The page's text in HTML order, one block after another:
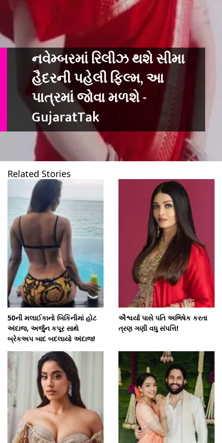
નવેમ્બરમાં રિલીઝ થશે સીમા
હૈદરની પહેલી ફિલ્મ, આ
પાત્રમાં જોવા મળશે -
GujaratTak
Related Stories
50ની મલાઈકાનો બિકિનીમાં હોટ
અંદાજ, અર્જુન કપૂર સાથે
બ્રેકઅપ બાદ બદલાયો અંદાજ!
ઐશ્વર્યા પાસે પતિ અભિષેક કરતા
ત્રણ ગણી વધુ સંપત્તિ!